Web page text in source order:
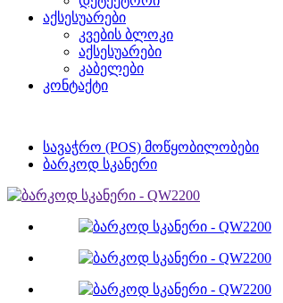
აქსესუარები
კვების ბლოკი
აქსესუარები
კაბელები
კონტაქტი
სავაჭრო (POS) მოწყობილობები
ბარკოდ სკანერი